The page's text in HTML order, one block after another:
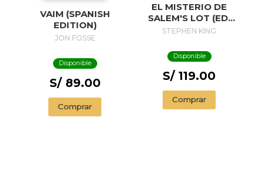
VAIM (SPANISH
EDITION)
JON FOSSE
Disponible
S/ 89.00
Comprar
EL MISTERIO DE
SALEM'S LOT (ED.
50 ANIVERSARIO) /
STEPHEN KING
Disponible
S/ 119.00
Comprar